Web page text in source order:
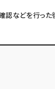
認などを行った